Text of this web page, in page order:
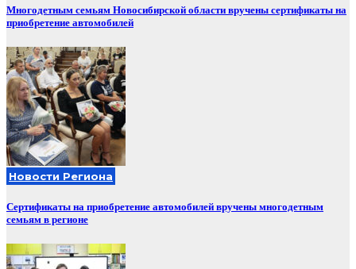
Многодетным семьям Новосибирской области вручены сертификаты на
приобретение автомобилей
Новости Региона
Сертификаты на приобретение автомобилей вручены многодетным
семьям в регионе